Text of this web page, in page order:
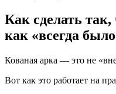
Как сделать
как «всегда было
Кованая арка — это не
Вот как это работает на